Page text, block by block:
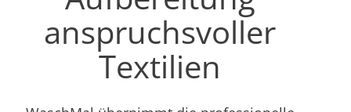
anspruchsvoller
Textilien